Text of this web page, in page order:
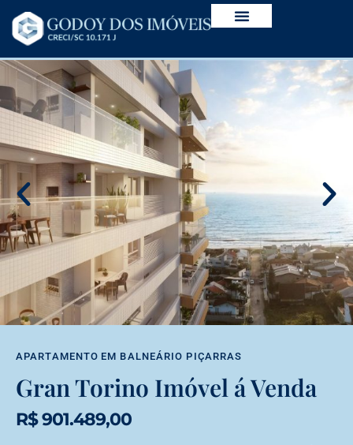
APARTAMENTO EM BALNEÁRIO PIÇARRAS
Gran Torino Imóvel á Venda
R$ 901.489,00